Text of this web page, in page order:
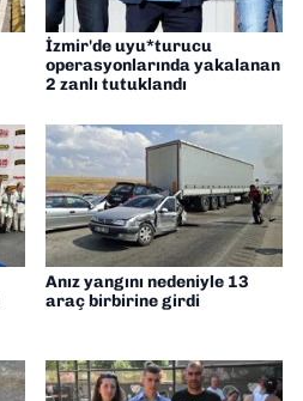
İzmir'de uyu*turucu
operasyonlarında yakalanan
2 zanlı tutuklandı
Anız yangını nedeniyle 13
araç birbirine girdi